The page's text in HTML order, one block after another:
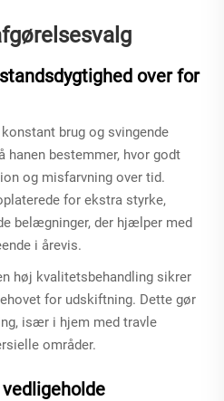
over for
brug og svingende
hanen bestemmer, hvor godt
og misfarvning over tid.
for ekstra styrke,
belægninger, der hjælper med
i årevis.
høj kvalitetsbehandling sikrer
for udskiftning. Dette gør
især i hjem med travle
områder.